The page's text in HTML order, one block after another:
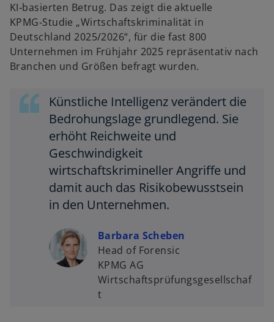
KI‑basierten Betrug. Das zeigt die aktuelle
KPMG‑Studie „Wirtschaftskriminalität in
Deutschland 2025/2026“, für die fast 800
Unternehmen im Frühjahr 2025 repräsentativ nach
Branchen und Größen befragt wurden.
Künstliche Intelligenz verändert die
Bedrohungslage grundlegend. Sie
erhöht Reichweite und
Geschwindigkeit
wirtschaftskrimineller Angriffe und
damit auch das Risikobewusstsein
in den Unternehmen.
Barbara Scheben
Head of Forensic
KPMG AG
Wirtschaftsprüfungsgesellschaf
t